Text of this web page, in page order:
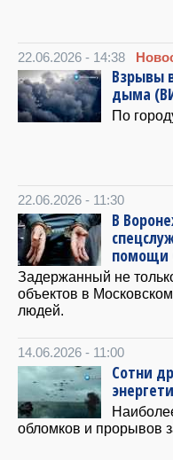
22.06.2026 - 14:38
Взрывы
дыма
По
22.06.2026 - 11:30
В
помощи
Задержанный не
объектов в
людей.
14.06.2026 - 11:00
Сотни
обломков и прорывов